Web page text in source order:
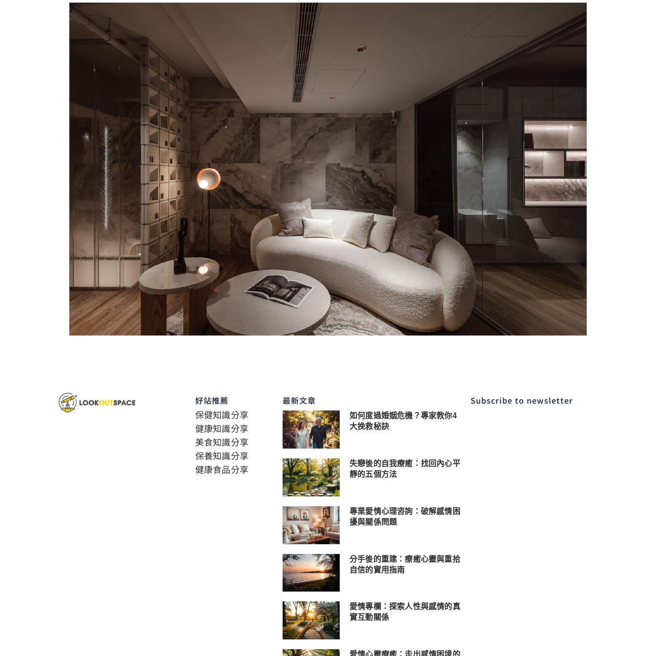
好站推薦
保健知識分享
健康知識分享
美食知識分享
保養知識分享
健康食品分享
最新文章
如何度過婚姻危機？專家教你4
大挽救秘訣
失戀後的自我療癒：找回內心平
靜的五個方法
專業愛情心理咨詢：破解感情困
擾與關係問題
分手後的重建：療癒心靈與重拾
自信的實用指南
愛情專欄：探索人性與感情的真
實互動關係
Subscribe to newsletter​